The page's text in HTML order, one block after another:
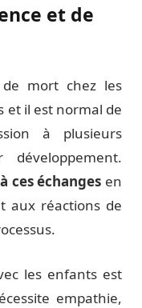
et de
de mort chez les
et il est normal de
à plusieurs
ces échanges en
aux réactions de
les enfants est
empathie,